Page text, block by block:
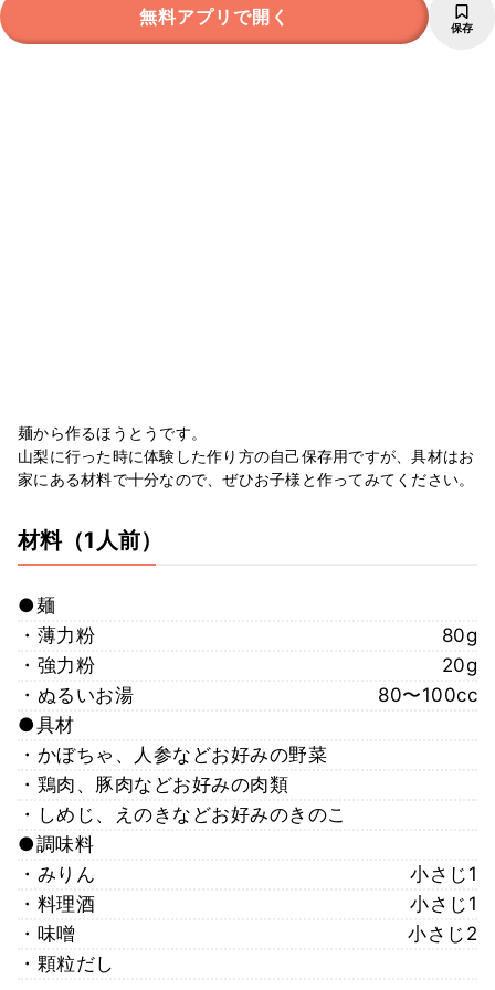
無料アプリで開く 保存
麺から作るほうとうです。
山梨に行った時に体験した作り方の自己保存用ですが、具材はお
家にある材料で十分なので、ぜひお子様と作ってみてください。
材料（1人前）
●麺
・薄力粉
80g
・強力粉
20g
・ぬるいお湯
80〜100cc
●具材
・かぼちゃ、人参などお好みの野菜
・鶏肉、豚肉などお好みの肉類
・しめじ、えのきなどお好みのきのこ
●調味料
・みりん
小さじ1
・料理酒
小さじ1
・味噌
小さじ2
・顆粒だし